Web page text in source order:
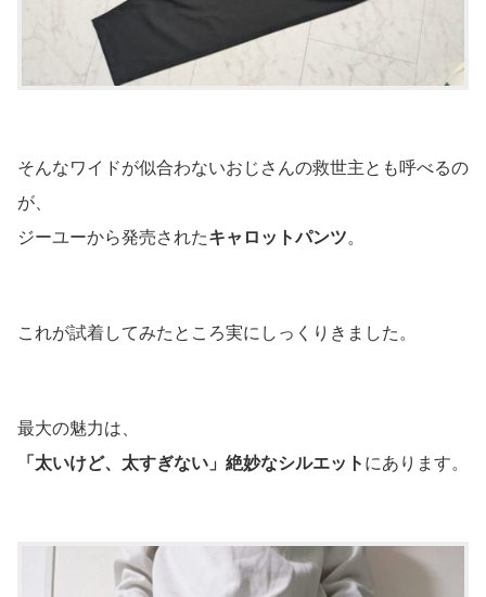
そんなワイドが似合わないおじさんの救世主とも呼べるの
が、
ジーユーから発売されたキャロットパンツ。
これが試着してみたところ実にしっくりきました。
最大の魅力は、
「太いけど、太すぎない」絶妙なシルエット にあります。